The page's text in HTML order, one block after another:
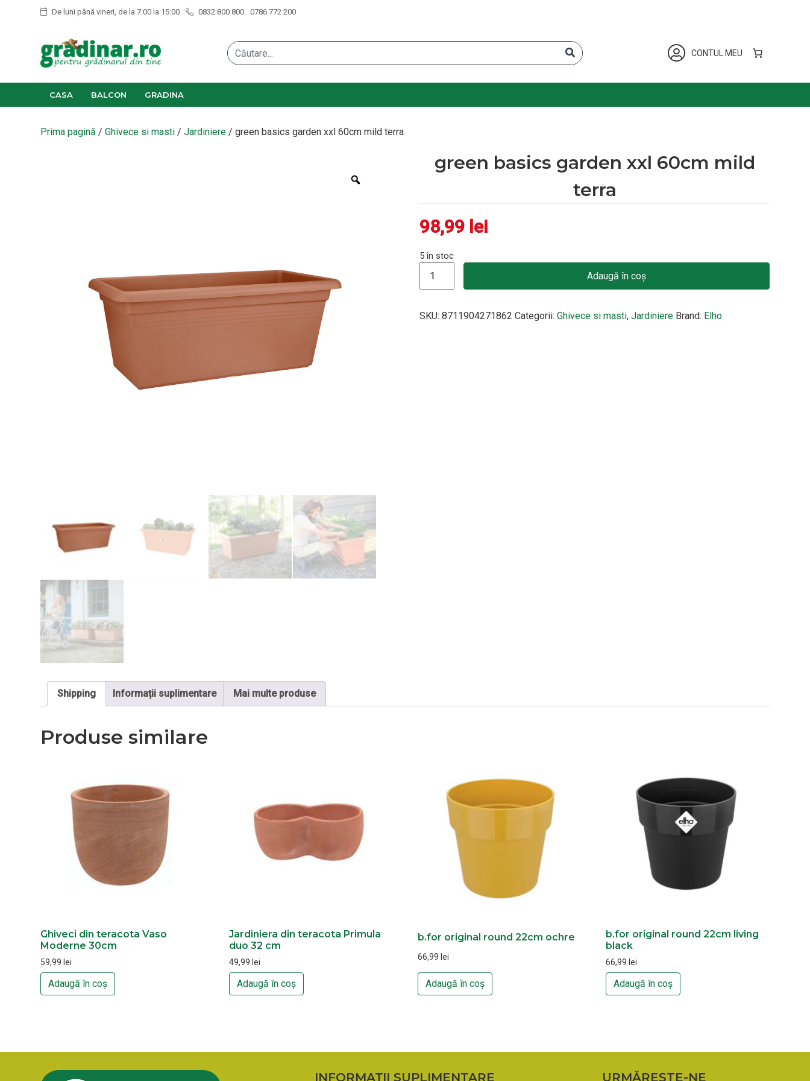
De luni până vineri, de la 7:00 la 15:00 0832 800 800 0786 772 200
CONTUL MEU
CASA BALCON GRADINA
Prima pagină / Ghivece si masti / Jardiniere / green basics garden xxl 60cm mild terra
green basics garden xxl 60cm mild
terra
98,99 lei
5 în stoc
Adaugă în coș
SKU:8711904271862 Categorii:Ghivece si masti,Jardiniere Brand: Elho
Shipping Informații suplimentare Mai multe produse
Produse similare
Ghiveci din teracota Vaso
Moderne 30cm
59,99 lei
Adaugă în coș
Jardiniera din teracota Primula
duo 32 cm
49,99 lei
Adaugă în coș
b.for original round 22cm ochre
66,99 lei
Adaugă în coș
b.for original round 22cm living
black
66,99 lei
Adaugă în coș
INFORMAȚII SUPLIMENTARE URMĂREȘTE-NE